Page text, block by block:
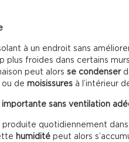
à un endroit sans
froides dans certains
peut alors se condenser
ou de moisissures à l’intérieur
sans ventilation
quotidiennement
humidité peut alors